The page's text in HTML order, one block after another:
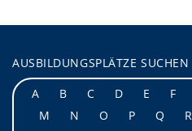
AUSBILDUNGSPLÄTZE SUCHEN
A
B C D E F
M
N O P Q R